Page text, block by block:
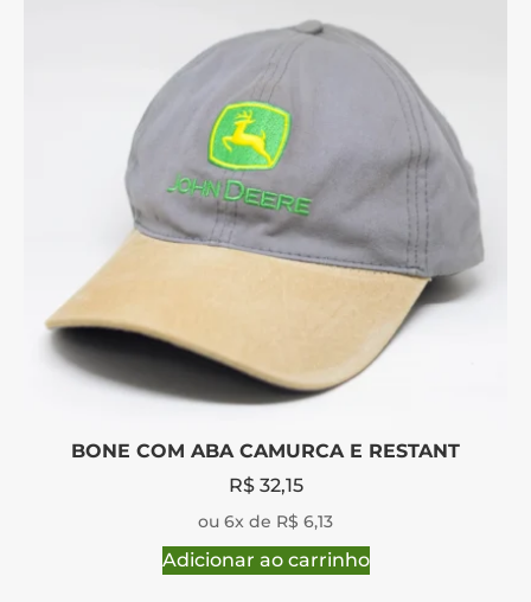
BONE COM ABA CAMURCA E RESTANT
R$32,15
ou 6x de R$ 6,13
Adicionar ao carrinho